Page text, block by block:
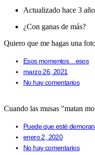
Actualizado hace 3
¿Con ganas de más?
Quiero que me hagas una
Esos momentos…esos
marzo 26, 2021
No hay comentarios
Cuando las musas "matan
Puede que esté
enero 2, 2020
No hay comentarios